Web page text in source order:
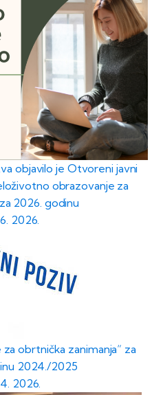
objavilo je Otvoreni javni
obrazovanje za
2026. godinu
2026.
obrtnička zanimanja“ za
2024./2025
2026.